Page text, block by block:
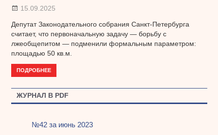
15.09.2025
Депутат Законодательного собрания Санкт-Петербурга
считает, что первоначальную задачу — борьбу с
лжеобщепитом — подменили формальным параметром:
площадью 50 кв.м.
ПОДРОБНЕЕ
ЖУРНАЛ В PDF
№42 за июнь 2023